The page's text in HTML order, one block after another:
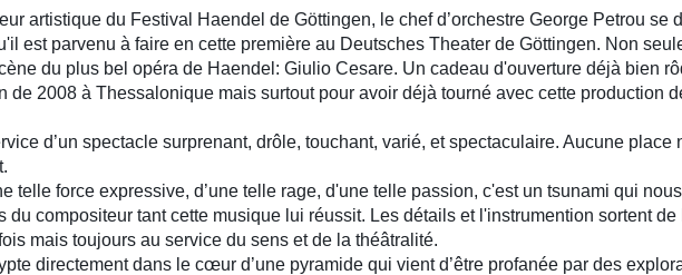
du Festival Haendel de Göttingen, le chef d’orchestre George Petrou se
est parvenu à faire en cette première au Deutsches Theater de Göttingen. Non
du plus bel opéra de Haendel: Giulio Cesare. Un cadeau d'ouverture déjà bien
2008 à Thessalonique mais surtout pour avoir déjà tourné avec cette production
d’un spectacle surprenant, drôle, touchant, varié, et spectaculaire. Aucune place
telle force expressive, d’une telle rage, d'une telle passion, c'est un tsunami qui
du compositeur tant cette musique lui réussit. Les détails et l'instrumention sortent
mais toujours au service du sens et de la théâtralité.
dans le cœur d’une pyramide qui vient d’être profanée par des